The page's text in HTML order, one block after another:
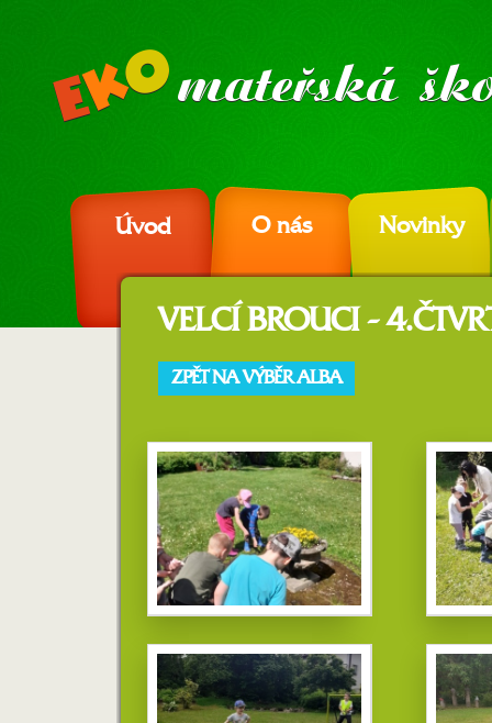
Úvod O nás Novinky
VELCÍ BROUCI -
ZPĚT NA VÝBĚR ALBA